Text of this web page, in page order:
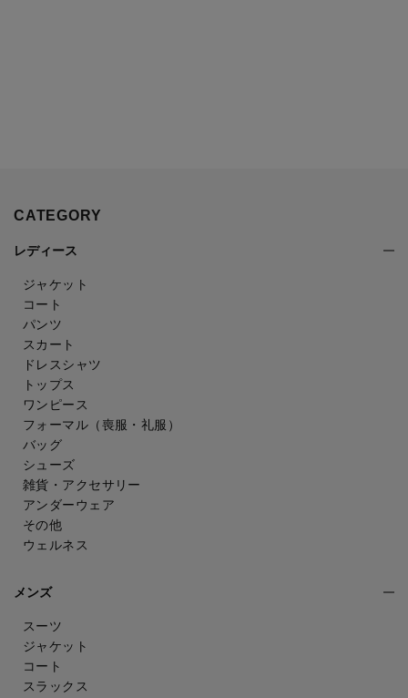
CATEGORY
レディース
ジャケット
コート
パンツ
スカート
ドレスシャツ
トップス
ワンピース
フォーマル（喪服・礼服）
バッグ
シューズ
雑貨・アクセサリー
アンダーウェア
その他
ウェルネス
メンズ
スーツ
ジャケット
コート
スラックス